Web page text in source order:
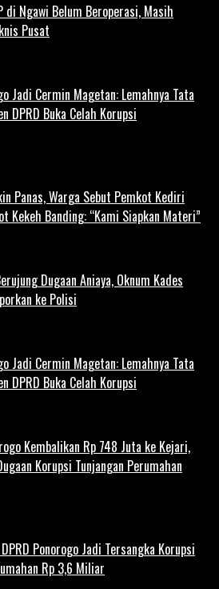
di Ngawi Belum Beroperasi, Masih
Pusat
Jadi Cermin Magetan: Lemahnya Tata
DPRD Buka Celah Korupsi
Panas, Warga Sebut Pemkot Kediri
Kekeh Banding: “Kami Siapkan Materi”
Dugaan Aniaya, Oknum Kades
ke Polisi
Jadi Cermin Magetan: Lemahnya Tata
DPRD Buka Celah Korupsi
Kembalikan Rp 748 Juta ke Kejari,
Korupsi Tunjangan Perumahan
Ponorogo Jadi Tersangka Korupsi
Rp 3,6 Miliar